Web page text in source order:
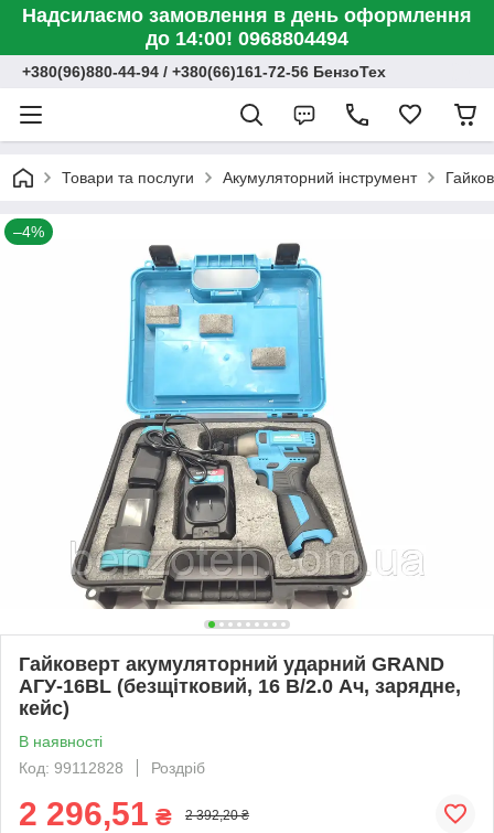
Надсилаємо замовлення в день оформлення
до 14:00! 0968804494
+380(96)880-44-94 / +380(66)161-72-56 БензоТех
Товари та послуги Акумуляторний інструмент
–4%
Гайковерт акумуляторний ударний GRAND
АГУ-16BL (безщітковий, 16 В/2.0 Ач, зарядне,
кейс)
В наявності
Код: 99112828
Роздріб
2 296,51 ₴ 2 392,20 ₴